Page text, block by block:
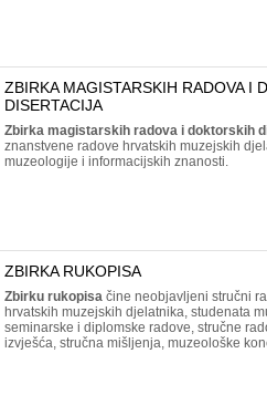
ZBIRKA MAGISTARSKIH RADOVA I
DISERTACIJA
Zbirka magistarskih radova i doktorskih
znanstvene radove hrvatskih muzejskih
muzeologije i informacijskih znanosti.
ZBIRKA RUKOPISA
Zbirku rukopisa čine neobjavljeni stručni
hrvatskih muzejskih djelatnika, studenata
seminarske i diplomske radove, stručne
izvješća, stručna mišljenja, muzeološke